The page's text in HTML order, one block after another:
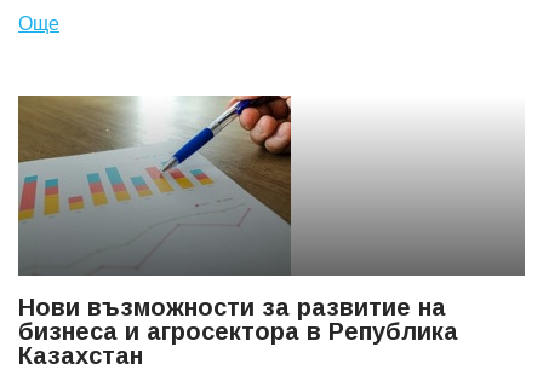
Още
Нови възможности за развитие на
бизнеса и агросектора в Република
Казахстан